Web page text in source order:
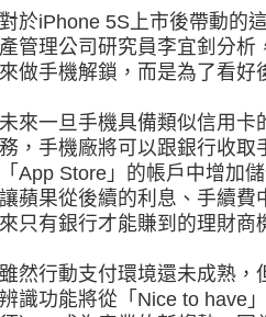
對於iPhone 5S上市後帶動的
產管理公司研究員李宜釗分
來做手機解鎖，而是為了看好
未來一旦手機具備類似信用卡
務，手機廠將可以跟銀行收取
「App Store」的帳戶中增加
讓蘋果從後續的利息、手續費
來只有銀行才能賺到的理財
雖然行動支付環境還未成熟，
辨識功能將從「Nice to have